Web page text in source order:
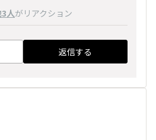
人がリアクション
返信する